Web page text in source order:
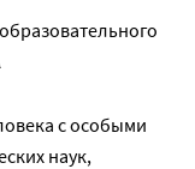
с особыми
наук,